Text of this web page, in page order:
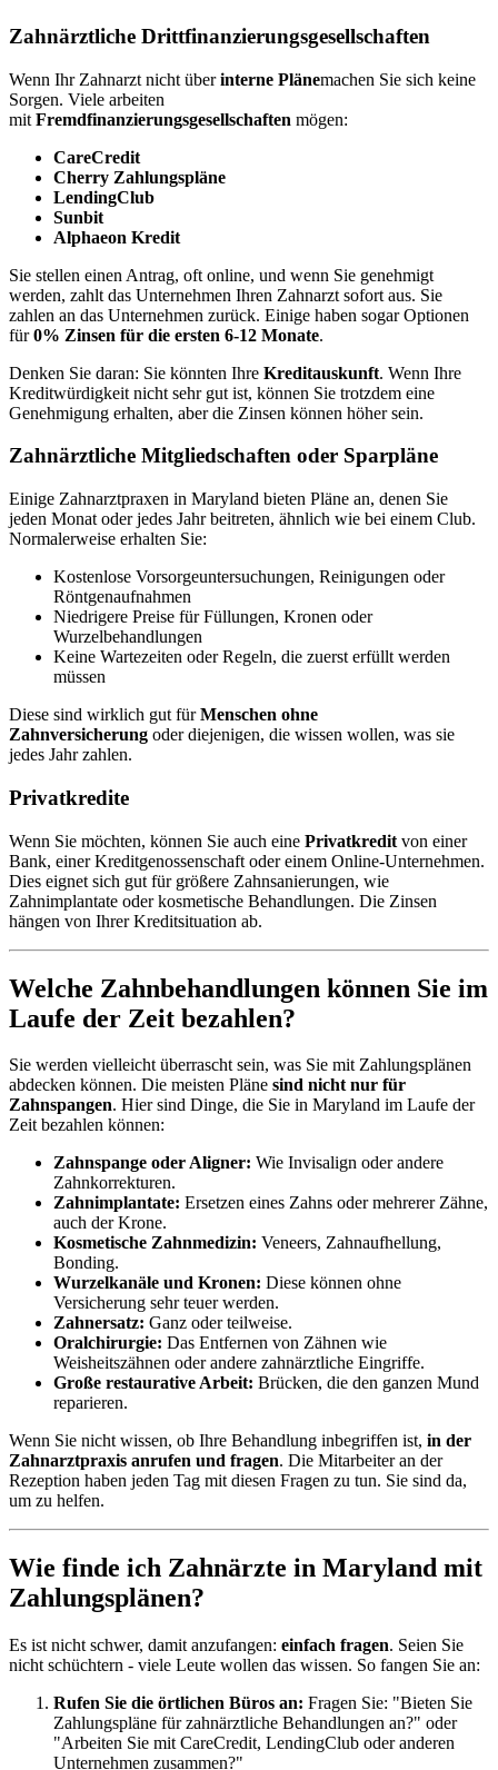
Zahnärztliche Drittfinanzierungsgesellschaften
Wenn Ihr Zahnarzt nicht überinterne Plänemachen Sie sich keine
Sorgen. Viele arbeiten
mit Fremdfinanzierungsgesellschaften mögen:
CareCredit
Cherry Zahlungspläne
LendingClub
Sunbit
Alphaeon Kredit
Sie stellen einen Antrag, oft online, und wenn Sie genehmigt
werden, zahlt das Unternehmen Ihren Zahnarzt sofort aus. Sie
zahlen an das Unternehmen zurück. Einige haben sogar Optionen
für0% Zinsen für die ersten 6-12 Monate.
Denken Sie daran: Sie könnten Ihre Kreditauskunft. Wenn Ihre
Kreditwürdigkeit nicht sehr gut ist, können Sie trotzdem eine
Genehmigung erhalten, aber die Zinsen können höher sein.
Zahnärztliche Mitgliedschaften oder Sparpläne
Einige Zahnarztpraxen in Maryland bieten Pläne an, denen Sie
jeden Monat oder jedes Jahr beitreten, ähnlich wie bei einem Club.
Normalerweise erhalten Sie:
Kostenlose Vorsorgeuntersuchungen, Reinigungen oder
Röntgenaufnahmen
Niedrigere Preise für Füllungen, Kronen oder
Wurzelbehandlungen
Keine Wartezeiten oder Regeln, die zuerst erfüllt werden
müssen
Diese sind wirklich gut fürMenschen ohne
Zahnversicherung oder diejenigen, die wissen wollen, was sie
jedes Jahr zahlen.
Privatkredite
Wenn Sie möchten, können Sie auch eine Privatkredit von einer
Bank, einer Kreditgenossenschaft oder einem Online-Unternehmen.
Dies eignet sich gut für größere Zahnsanierungen, wie
Zahnimplantate oder kosmetische Behandlungen. Die Zinsen
hängen von Ihrer Kreditsituation ab.
Welche Zahnbehandlungen können Sie im
Laufe der Zeit bezahlen?
Sie werden vielleicht überrascht sein, was Sie mit Zahlungsplänen
abdecken können. Die meisten Pläne sind nicht nur für
Zahnspangen. Hier sind Dinge, die Sie in Maryland im Laufe der
Zeit bezahlen können:
Zahnspange oder Aligner: Wie Invisalign oder andere
Zahnkorrekturen.
Zahnimplantate: Ersetzen eines Zahns oder mehrerer Zähne,
auch der Krone.
Kosmetische Zahnmedizin: Veneers, Zahnaufhellung,
Bonding.
Wurzelkanäle und Kronen: Diese können ohne
Versicherung sehr teuer werden.
Zahnersatz: Ganz oder teilweise.
Oralchirurgie: Das Entfernen von Zähnen wie
Weisheitszähnen oder andere zahnärztliche Eingriffe.
Große restaurative Arbeit: Brücken, die den ganzen Mund
reparieren.
Wenn Sie nicht wissen, ob Ihre Behandlung inbegriffen ist, in der
Zahnarztpraxis anrufen und fragen. Die Mitarbeiter an der
Rezeption haben jeden Tag mit diesen Fragen zu tun. Sie sind da,
um zu helfen.
Wie finde ich Zahnärzte in Maryland mit
Zahlungsplänen?
Es ist nicht schwer, damit anzufangen: einfach fragen. Seien Sie
nicht schüchtern - viele Leute wollen das wissen. So fangen Sie an:
Rufen Sie die örtlichen Büros an: Fragen Sie: "Bieten Sie
Zahlungspläne für zahnärztliche Behandlungen an?" oder
"Arbeiten Sie mit CareCredit, LendingClub oder anderen
Unternehmen zusammen?"